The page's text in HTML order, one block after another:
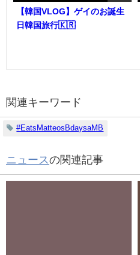
【韓国VLOG】ゲイのお誕生
日韓国旅行🇰🇷
関連キーワード
#EatsMatteosBdaysaMB
ニュースの関連記事